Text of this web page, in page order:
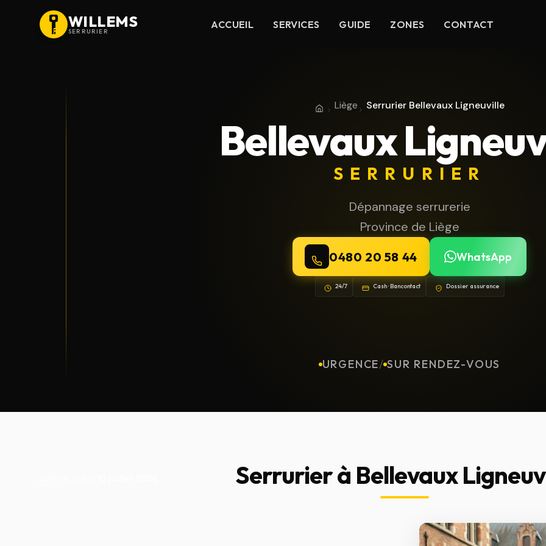
WILLEMS
SERRURIER
ACCUEIL SERVICES GUIDE ZONES CONTACT
AccueilProvince de Liège
Liège Serrurier Bellevaux Ligneuville
Bellevaux
SERRURIER
Dépannage serrurerie
Province de Liège
0480 20 58 44 WhatsApp
24/7 Cash · Bancontact Dossier assurance
URGENCE/ SUR RENDEZ-VOUS
Serrurier à Bellevaux